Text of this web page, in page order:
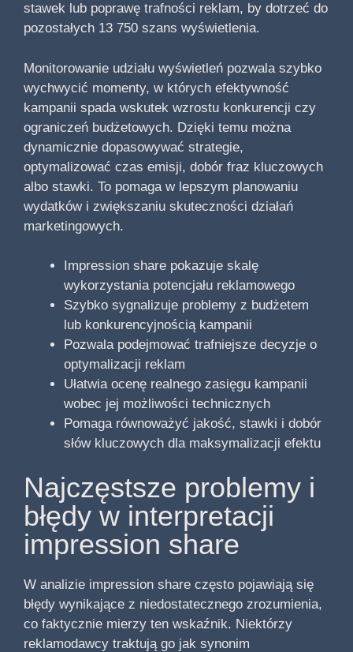
stawek lub poprawę trafności reklam, by dotrzeć do
pozostałych 13 750 szans wyświetlenia.
Monitorowanie udziału wyświetleń pozwala szybko
wychwycić momenty, w których efektywność
kampanii spada wskutek wzrostu konkurencji czy
ograniczeń budżetowych. Dzięki temu można
dynamicznie dopasowywać strategie,
optymalizować czas emisji, dobór fraz kluczowych
albo stawki. To pomaga w lepszym planowaniu
wydatków i zwiększaniu skuteczności działań
marketingowych.
Impression share pokazuje skalę
wykorzystania potencjału reklamowego
Szybko sygnalizuje problemy z budżetem
lub konkurencyjnością kampanii
Pozwala podejmować trafniejsze decyzje o
optymalizacji reklam
Ułatwia ocenę realnego zasięgu kampanii
wobec jej możliwości technicznych
Pomaga równoważyć jakość, stawki i dobór
słów kluczowych dla maksymalizacji efektu
Najczęstsze problemy i
błędy w interpretacji
impression share
W analizie impression share często pojawiają się
błędy wynikające z niedostatecznego zrozumienia,
co faktycznie mierzy ten wskaźnik. Niektórzy
reklamodawcy traktują go jak synonim